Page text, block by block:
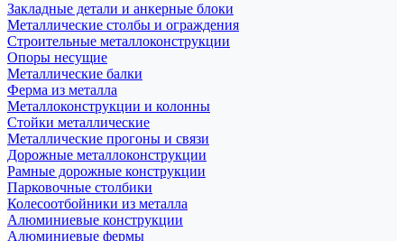
Закладные детали и анкерные блоки
Металлические столбы и ограждения
Строительные металлоконструкции
Опоры несущие
Металлические балки
Ферма из металла
Металлоконструкции и колонны
Стойки металлические
Металлические прогоны и связи
Дорожные металлоконструкции
Рамные дорожные конструкции
Парковочные столбики
Колесоотбойники из металла
Алюминиевые конструкции
Алюминиевые фермы